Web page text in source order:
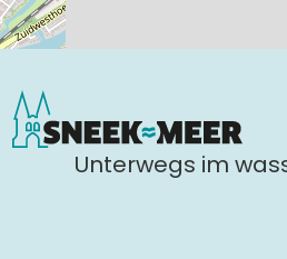
Unterwegs im